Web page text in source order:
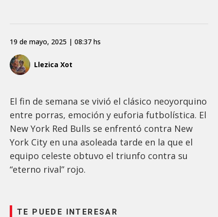
Llezica Xot
19 de mayo, 2025 | 08:37 hs
El fin de semana se vivió el clásico neoyorquino
entre porras, emoción y euforia futbolística. El
New York Red Bulls se enfrentó contra New
York City en una asoleada tarde en la que el
equipo celeste obtuvo el triunfo contra su
“eterno rival” rojo.
TE PUEDE INTERESAR